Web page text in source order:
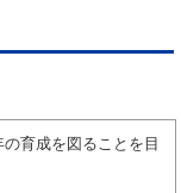
育成を図ることを目